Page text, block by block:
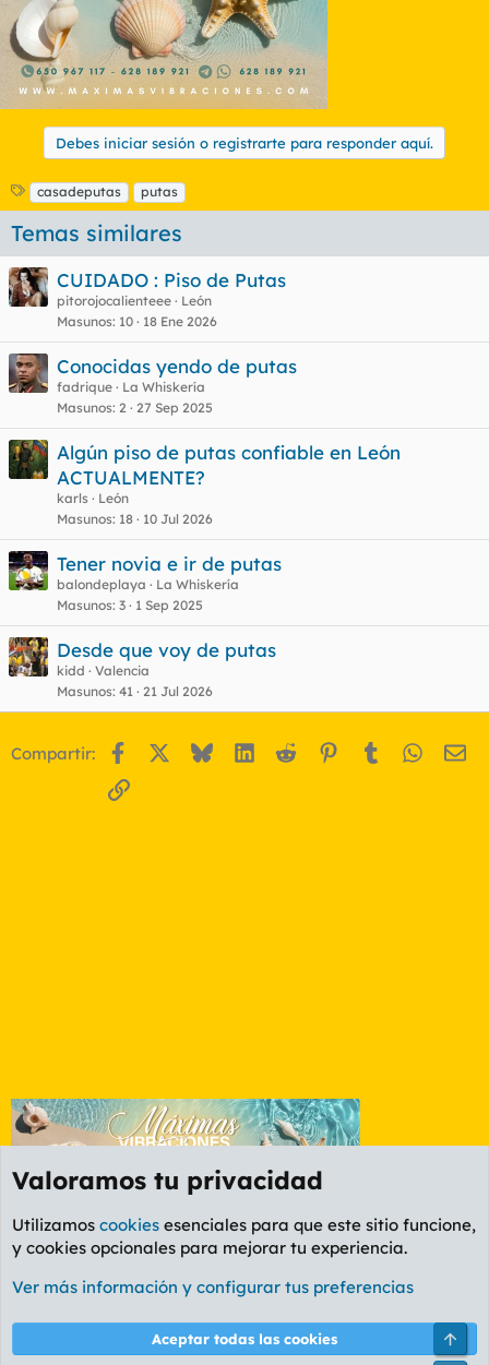
Debes iniciar sesión o registrarte para responder aquí.
E
t
i
q
u
e
t
s
casadeputas putas
Temas similares
CUIDADO : Piso de Putas
pitorojocalienteee
León
Masunos 10 18 Ene 2026
Conocidas yendo de putas
fadrique
La Whiskería
Masunos 2 27 Sep 2025
Algún piso de putas confiable en León
ACTUALMENTE?
karls
León
Masunos 18 10 Jul 2026
Tener novia e ir de putas
balondeplaya
La Whiskería
Masunos 3 1 Sep 2025
Desde que voy de putas
kidd
Valencia
Masunos 41 21 Jul 2026
Compartir: Facebook BlueskyLinkedIn
Reddit Pinterest
Tumblr
Enlace
La Whiskería
Cookies
PL OLDSTYLE AMARILLO
Términos y reglas Política de privacidad Ayuda
Valoramos tu privacidad
Utilizamos cookies esenciales para que este sitio funcione,
y cookies opcionales para mejorar tu experiencia.
Ver más información y configurar tus preferencias
Aceptar todas las cookies